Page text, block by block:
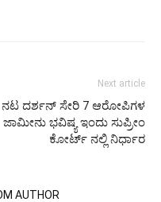
Next article
ನಟ ದರ್ಶನ್ ಸೇರಿ 7 ಆರೋಪಿಗಳ
ಜಾಮೀನು ಭವಿಷ್ಯ ಇಂದು ಸುಪ್ರೀಂ
ಕೋರ್ಟ್ ನಲ್ಲಿ ನಿರ್ಧಾರ
AUTHOR